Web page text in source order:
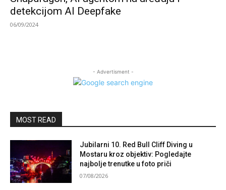
detekcijom AI Deepfake
06/09/2024
- Advertisment -
MOST READ
Jubilarni 10. Red Bull Cliff Diving u
Mostaru kroz objektiv: Pogledajte
najbolje trenutke u foto priči
07/08/2026